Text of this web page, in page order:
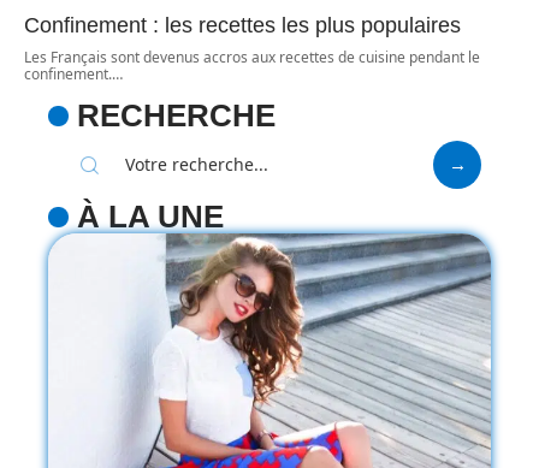
Confinement : les recettes les plus populaires
Les Français sont devenus accros aux recettes de cuisine pendant le
confinement.…
RECHERCHE
À LA UNE